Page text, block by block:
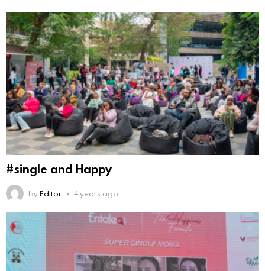
#single and Happy
byEditor 4 years ago